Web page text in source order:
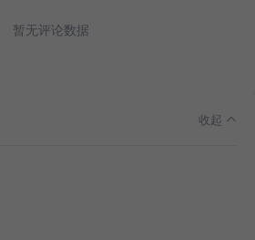
暂无评论数据
收起